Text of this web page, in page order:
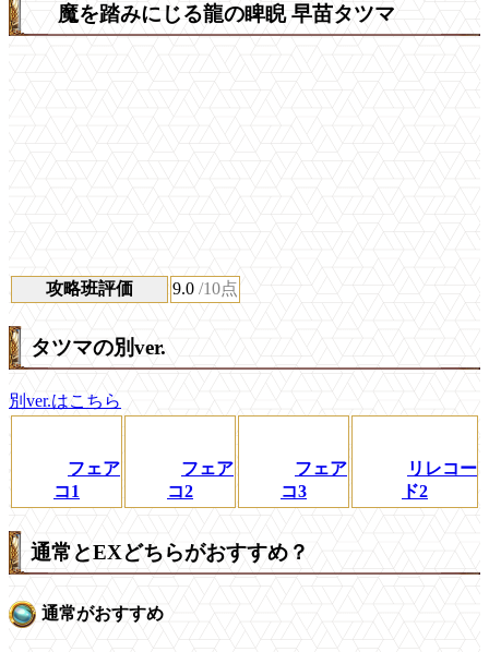
魔を踏みにじる龍の睥睨 早苗タツマ
攻略班評価 9.0 /10点
タツマの別ver.
別ver.はこちら
フェア
コ1
フェア
コ2
フェア
コ3
リレコー
ド2
通常とEXどちらがおすすめ？
通常がおすすめ